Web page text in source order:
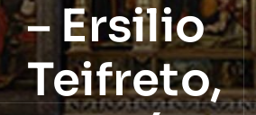
– Ersilio
Teifreto,